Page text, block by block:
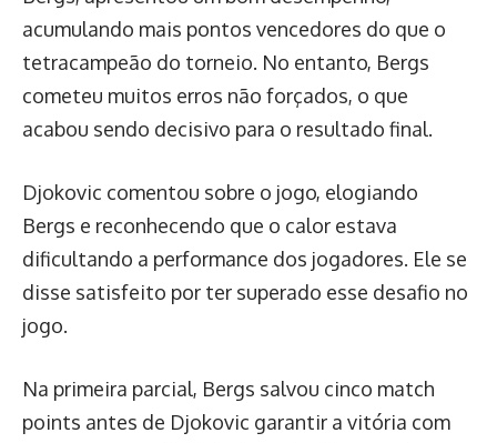
acumulando mais pontos vencedores do que o
tetracampeão do torneio. No entanto, Bergs
cometeu muitos erros não forçados, o que
acabou sendo decisivo para o resultado final.
Djokovic comentou sobre o jogo, elogiando
Bergs e reconhecendo que o calor estava
dificultando a performance dos jogadores. Ele se
disse satisfeito por ter superado esse desafio no
jogo.
Na primeira parcial, Bergs salvou cinco match
points antes de Djokovic garantir a vitória com